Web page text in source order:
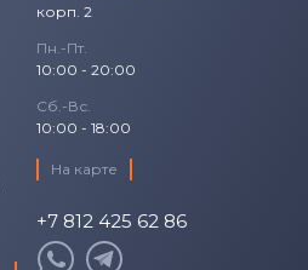
корп. 2
Пн.-Пт.
10:00 - 20:00
Сб.-Вс.
10:00 - 18:00
На карте
+7 812 425 62 86